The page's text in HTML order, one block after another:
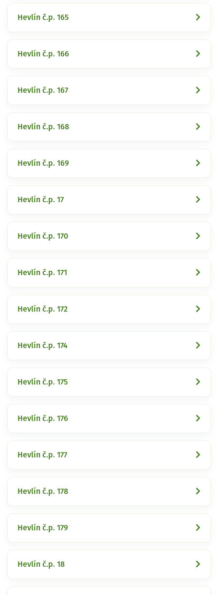
Hevlín č.p. 165
Hevlín č.p. 166
Hevlín č.p. 167
Hevlín č.p. 168
Hevlín č.p. 169
Hevlín č.p. 17
Hevlín č.p. 170
Hevlín č.p. 171
Hevlín č.p. 172
Hevlín č.p. 174
Hevlín č.p. 175
Hevlín č.p. 176
Hevlín č.p. 177
Hevlín č.p. 178
Hevlín č.p. 179
Hevlín č.p. 18